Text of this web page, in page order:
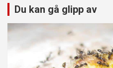
Du kan gå glipp av